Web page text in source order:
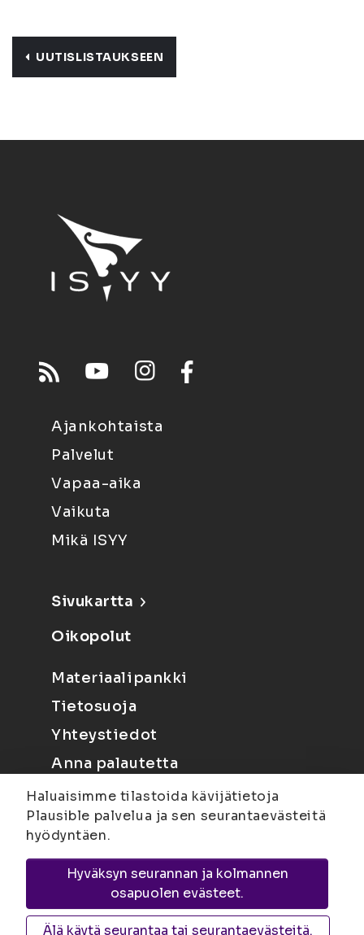
UUTISLISTAUKSEEN
Ajankohtaista
Palvelut
Vapaa-aika
Vaikuta
Mikä ISYY
Sivukartta
Oikopolut
Materiaalipankki
Tietosuoja
Yhteystiedot
Anna palautetta
Joensuu
Suvantokatu 6, 80100 Joensuu |
KuopioYliopistonranta 15, PL 1627, 70211
Kuopio
Haluaisimme tilastoida kävijätietoja
Plausible palvelua ja sen seurantaevästeitä
hyödyntäen.
Hyväksyn seurannan ja kolmannen
osapuolen evästeet.
Älä käytä seurantaa tai seurantaevästeitä.